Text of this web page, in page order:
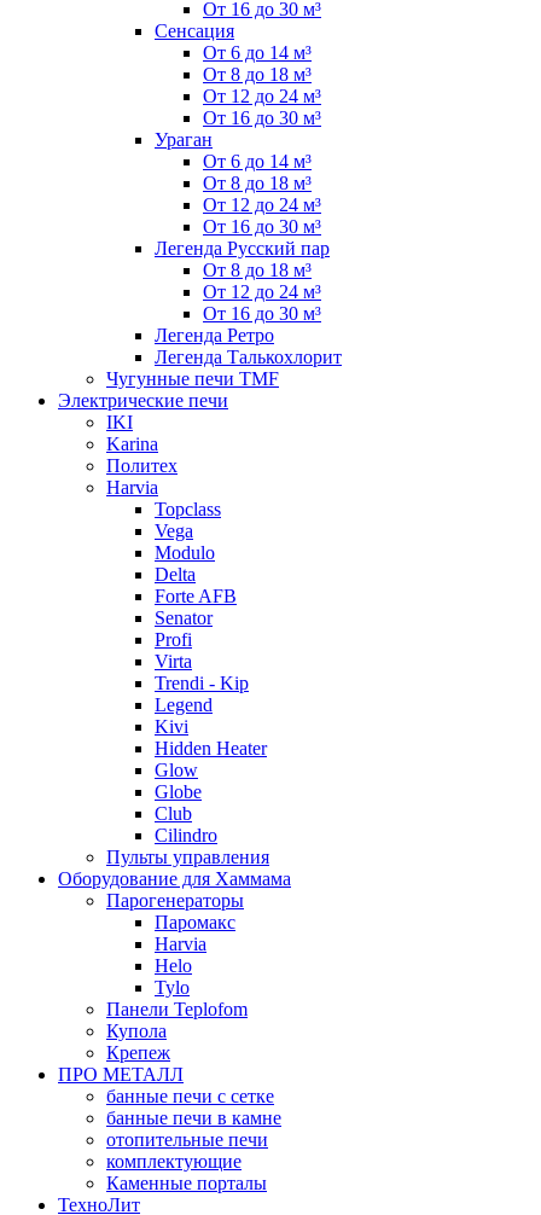
От 16 до 30 м³
Сенсация
От 6 до 14 м³
От 8 до 18 м³
От 12 до 24 м³
От 16 до 30 м³
Ураган
От 6 до 14 м³
От 8 до 18 м³
От 12 до 24 м³
От 16 до 30 м³
Легенда Русский пар
От 8 до 18 м³
От 12 до 24 м³
От 16 до 30 м³
Легенда Ретро
Легенда Талькохлорит
Чугунные печи TMF
Электрические печи
IKI
Karina
Политех
Harvia
Topclass
Vega
Modulo
Delta
Forte AFB
Senator
Profi
Virta
Trendi - Kip
Legend
Kivi
Hidden Heater
Glow
Globe
Club
Cilindro
Пульты управления
Оборудование для Хаммама
Парогенераторы
Паромакс
Harvia
Helo
Tylo
Панели Teplofom
Купола
Крепеж
ПРО МЕТАЛЛ
банные печи с сетке
банные печи в камне
отопительные печи
комплектующие
Каменные порталы
ТехноЛит